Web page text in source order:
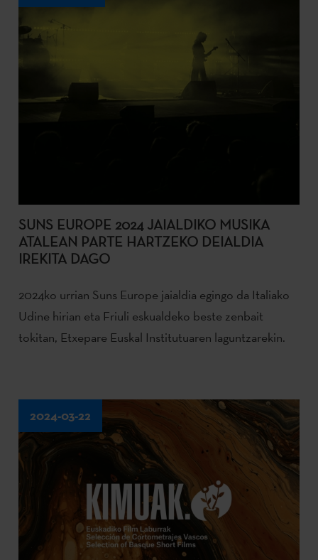
SUNS EUROPE 2024 JAIALDIKO MUSIKA
ATALEAN PARTE HARTZEKO DEIALDIA
IREKITA DAGO
2024ko urrian Suns Europe jaialdia egingo da Italiako
Udine hirian eta Friuli eskualdeko beste zenbait
tokitan, Etxepare Euskal Institutuaren laguntzarekin.
2024-03-22